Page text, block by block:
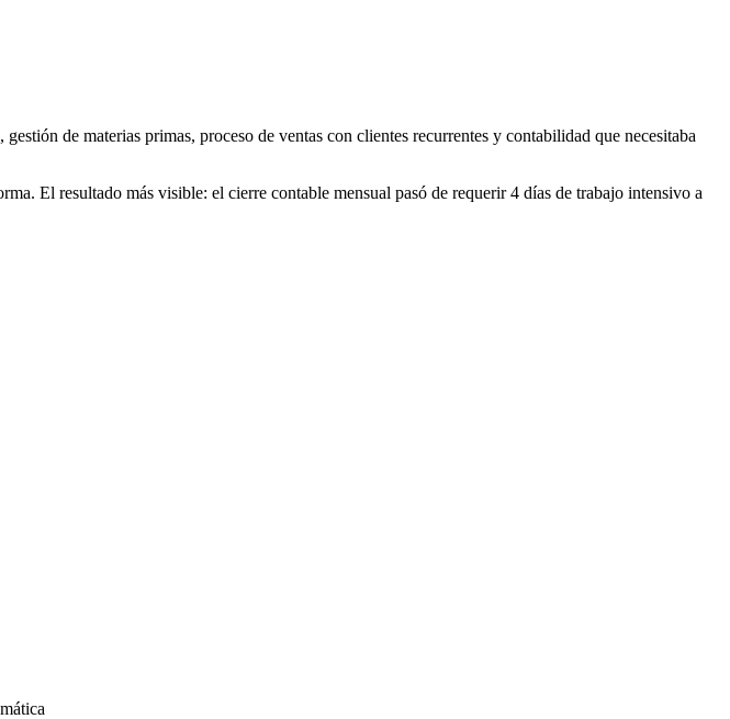
de materias primas, proceso de ventas con clientes recurrentes y contabilidad que necesitaba
El resultado más visible: el cierre contable mensual pasó de requerir 4 días de trabajo intensivo a